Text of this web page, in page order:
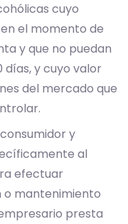
cuyo
el momento de
y que no puedan
y cuyo valor
del mercado que
y
al
efectuar
mantenimiento
presta